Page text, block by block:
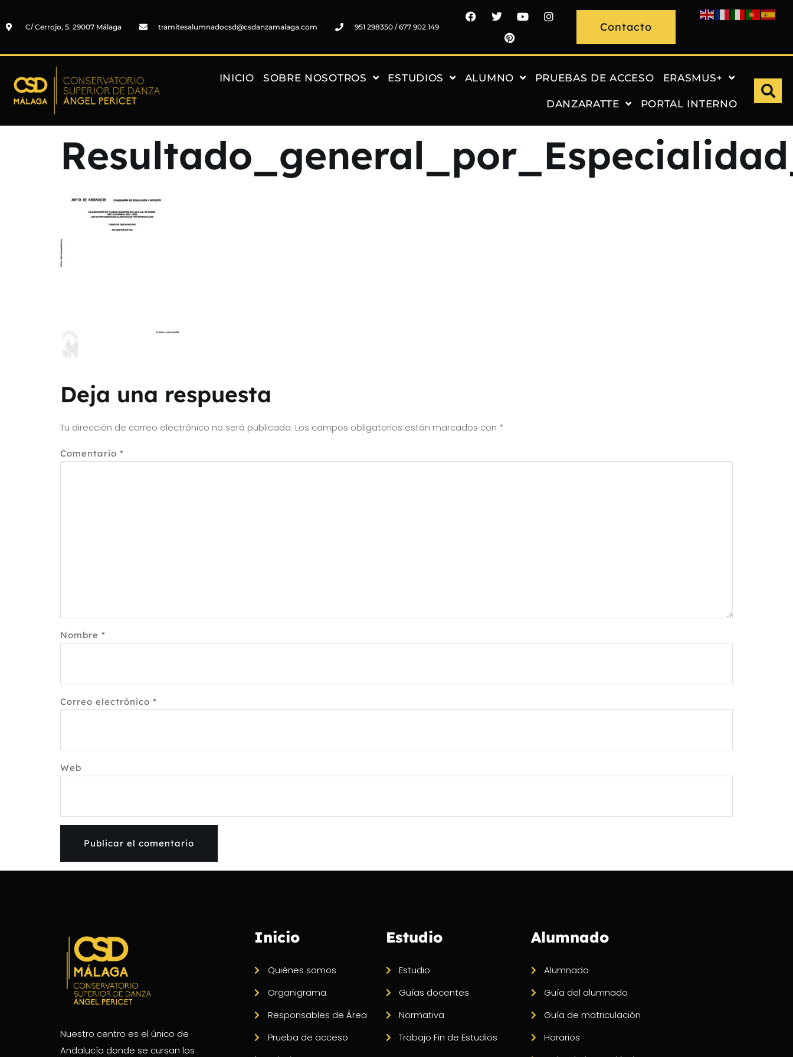
C/ Cerrojo, 5. 29007 Málaga tramitesalumnadocsd@csdanzamalaga.com 951 298350 / 677 902 149 Contacto
INICIO SOBRE NOSOTROS ESTUDIOS ALUMNO PRUEBAS DE ACCESO ERASMUS+
DANZARATTE PORTAL INTERNO
Deja una respuesta
Tu dirección de correo electrónico no será publicada. Los campos obligatorios están marcados con *
Comentario *
Nombre *
Correo electrónico *
Web
Nuestro centro es el único de
Andalucía donde se cursan los
Inicio
Quiénes somos
Organigrama
Responsables de Área
Prueba de acceso
Estudio
Estudio
Guías docentes
Normativa
Trabajo Fin de Estudios
Alumnado
Alumnado
Guía del alumnado
Guía de matriculación
Horarios